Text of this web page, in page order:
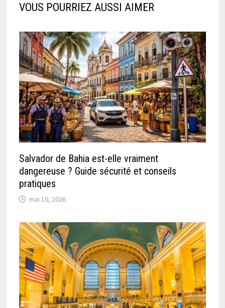
VOUS POURRIEZ AUSSI AIMER
Salvador de Bahia est-elle vraiment
dangereuse ? Guide sécurité et conseils
pratiques
mai 10, 2026